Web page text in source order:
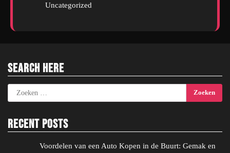
Uncategorized
Search Here
Zoeken
naar:
Recent Posts
Voordelen van een Auto Kopen in de Buurt: Gemak en